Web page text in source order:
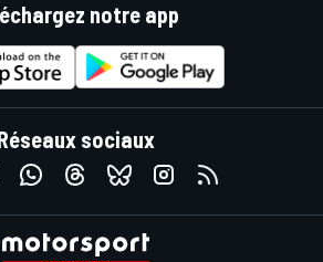
notre app
sociaux